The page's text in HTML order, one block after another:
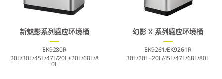
新魅影系列感应环境桶
EK9280R
20L/30L/45L/47L/20L+20L/68L/8
0L
幻影 X 系列感应环境桶
EK9261/EK9261R
30L/20L+20L/45L/47L/68L/80L